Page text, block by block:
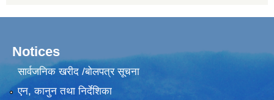
Notices
सार्वजनिक खरीद /बोलपत्र सूचना
एन, कानुन तथा निर्देशिका